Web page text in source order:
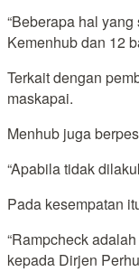
“Beberapa hal
Kemenhub dan 12
Terkait dengan
maskapai.
Menhub juga
“Apabila tidak
Pada kesempatan
“Rampcheck
kepada Dirjen